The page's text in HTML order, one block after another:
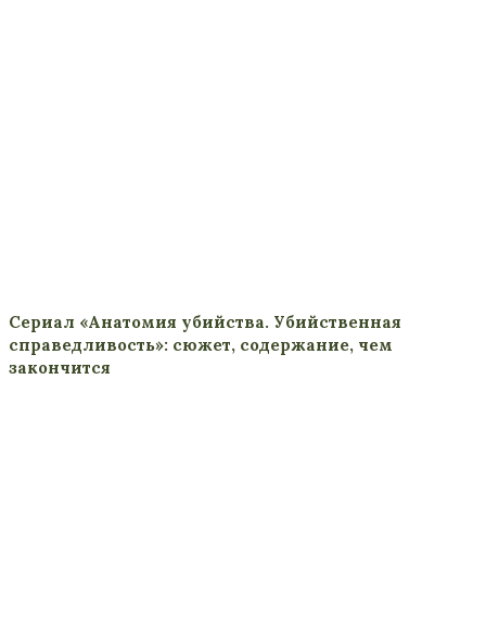
Сериал «Анатомия убийства. Убийственная
справедливость»: сюжет, содержание, чем
закончится